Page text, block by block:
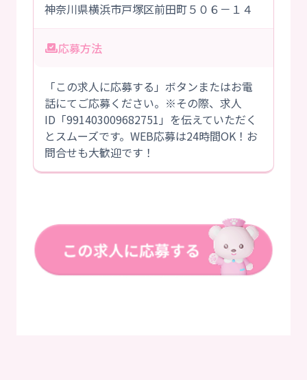
神奈川県横浜市戸塚区前田町５０６－１４
応募方法
「この求人に応募する」ボタンまたはお電
話にてご応募ください。※その際、求人
ID「991403009682751」を伝えていただく
とスムーズです。WEB応募は24時間OK！お
問合せも大歓迎です！